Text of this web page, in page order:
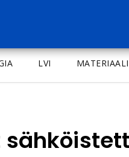
LVI